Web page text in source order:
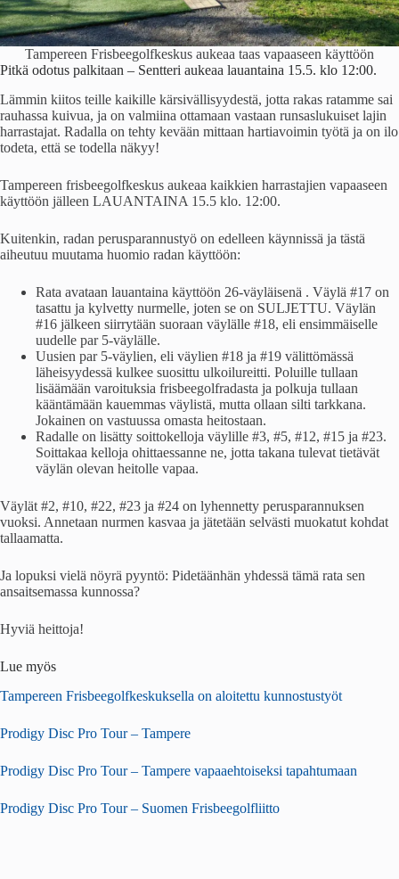
Tampereen Frisbeegolfkeskus aukeaa taas vapaaseen käyttöön
Pitkä odotus palkitaan – Sentteri aukeaa lauantaina 15.5. klo 12:00.
Lämmin kiitos teille kaikille kärsivällisyydestä, jotta rakas ratamme sai
rauhassa kuivua, ja on valmiina ottamaan vastaan runsaslukuiset lajin
harrastajat. Radalla on tehty kevään mittaan hartiavoimin työtä ja on ilo
todeta, että se todella näkyy!
Tampereen frisbeegolfkeskus aukeaa kaikkien harrastajien vapaaseen
käyttöön jälleen LAUANTAINA 15.5 klo. 12:00.
Kuitenkin, radan perusparannustyö on edelleen käynnissä ja tästä
aiheutuu muutama huomio radan käyttöön:
Rata avataan lauantaina käyttöön 26-väyläisenä . Väylä #17 on
tasattu ja kylvetty nurmelle, joten se on SULJETTU. Väylän
#16 jälkeen siirrytään suoraan väylälle #18, eli ensimmäiselle
uudelle par 5-väylälle.
Uusien par 5-väylien, eli väylien #18 ja #19 välittömässä
läheisyydessä kulkee suosittu ulkoilureitti. Poluille tullaan
lisäämään varoituksia frisbeegolfradasta ja polkuja tullaan
kääntämään kauemmas väylistä, mutta ollaan silti tarkkana.
Jokainen on vastuussa omasta heitostaan.
Radalle on lisätty soittokelloja väylille #3, #5, #12, #15 ja #23.
Soittakaa kelloja ohittaessanne ne, jotta takana tulevat tietävät
väylän olevan heitolle vapaa.
Väylät #2, #10, #22, #23 ja #24 on lyhennetty perusparannuksen
vuoksi. Annetaan nurmen kasvaa ja jätetään selvästi muokatut kohdat
tallaamatta.
Ja lopuksi vielä nöyrä pyyntö: Pidetäänhän yhdessä tämä rata sen
ansaitsemassa kunnossa?
Hyviä heittoja!
Lue myös
Tampereen Frisbeegolfkeskuksella on aloitettu kunnostustyöt
Prodigy Disc Pro Tour – Tampere
Prodigy Disc Pro Tour – Tampere vapaaehtoiseksi tapahtumaan
Prodigy Disc Pro Tour – Suomen Frisbeegolfliitto